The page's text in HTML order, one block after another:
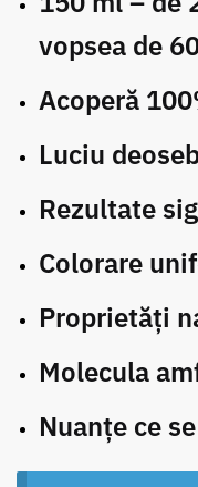
vopsea de
Acoperă
Luciu
Rezultate
Colorare
Proprietăți
Molecula
Nuanțe ce